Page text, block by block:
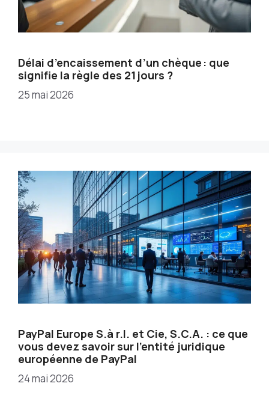
Délai d’encaissement d’un chèque : que
signifie la règle des 21 jours ?
25 mai 2026
PayPal Europe S.à r.l. et Cie, S.C.A. : ce que
vous devez savoir sur l’entité juridique
européenne de PayPal
24 mai 2026